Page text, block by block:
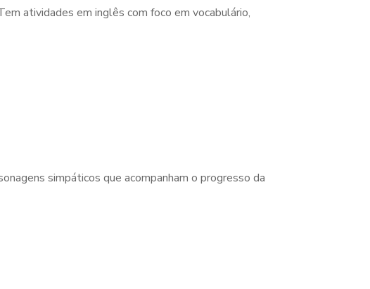
atividades em inglês com foco em vocabulário,
simpáticos que acompanham o progresso da